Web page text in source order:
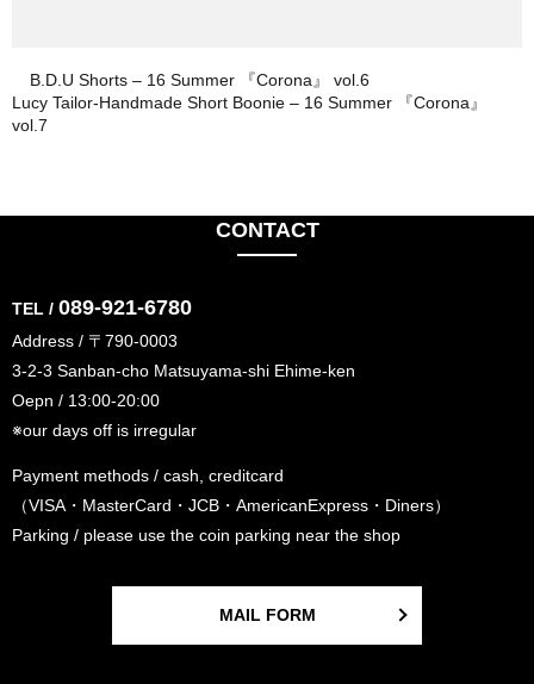
B.D.U Shorts – 16 Summer 『Corona』 vol.6
Lucy Tailor-Handmade Short Boonie – 16 Summer 『Corona』
vol.7
CONTACT
TEL / 089-921-6780
Address / 〒790-0003
3-2-3 Sanban-cho Matsuyama-shi Ehime-ken
Oepn / 13:00-20:00
※our days off is irregular
Payment methods / cash, creditcard
（VISA・MasterCard・JCB・AmericanExpress・Diners）
Parking / please use the coin parking near the shop
MAIL FORM